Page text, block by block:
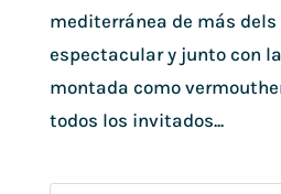
mediterránea de más
espectacular y junto con
montada como
todos los invitados...